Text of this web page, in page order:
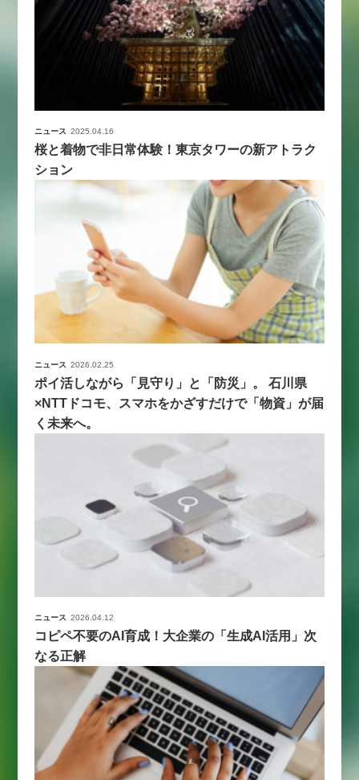
ニュース 2025.04.16
桜と着物で非日常体験！東京タワーの新アトラク
ション
ニュース 2026.02.25
ポイ活しながら「見守り」と「防災」。 石川県
×NTTドコモ、スマホをかざすだけで「物資」が届
く未来へ。
ニュース 2026.04.12
コピペ不要のAI育成！大企業の「生成AI活用」次
なる正解